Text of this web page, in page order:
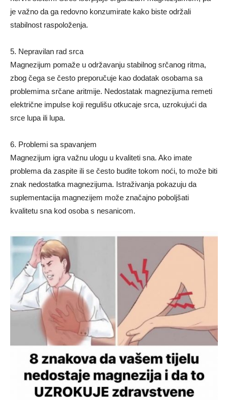
je važno da ga redovno konzumirate kako biste održali
stabilnost raspoloženja.
5. Nepravilan rad srca
Magnezijum pomaže u održavanju stabilnog srčanog ritma,
zbog čega se često preporučuje kao dodatak osobama sa
problemima srčane aritmije. Nedostatak magnezijuma remeti
električne impulse koji regulišu otkucaje srca, uzrokujući da
srce lupa ili lupa.
6. Problemi sa spavanjem
Magnezijum igra važnu ulogu u kvaliteti sna. Ako imate
problema da zaspite ili se često budite tokom noći, to može biti
znak nedostatka magnezijuma. Istraživanja pokazuju da
suplementacija magnezijem može značajno poboljšati
kvalitetu sna kod osoba s nesanicom.